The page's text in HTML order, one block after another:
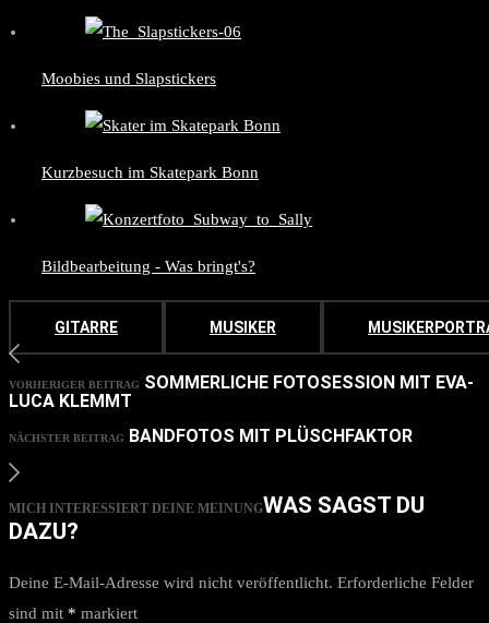
Moobies und Slapstickers
Kurzbesuch im Skatepark Bonn
Bildbearbeitung - Was bringt's?
GITARRE MUSIKER
VORHERIGER BEITRAG SOMMERLICHE FOTOSESSION MIT EVA-
LUCA KLEMMT
NÄCHSTER BEITRAG BANDFOTOS MIT PLÜSCHFAKTOR
MICH INTERESSIERT DEINE MEINUNGWAS SAGST DU
DAZU?
Deine E-Mail-Adresse wird nicht veröffentlicht. Erforderliche Felder
sind mit * markiert